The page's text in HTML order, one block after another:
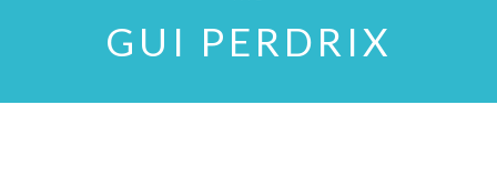
GUI PERDRIX